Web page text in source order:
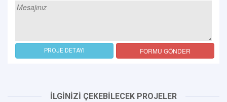
PROJE DETAYI FORMU GÖNDER
İLGİNİZİ ÇEKEBİLECEK PROJELER